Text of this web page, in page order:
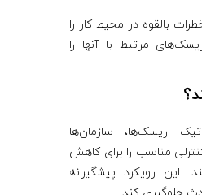
بالقوه در محیط کار را
مرتبط با آنها را
ریسک‌ها، سازمان‌ها
مناسب را برای کاهش
این رویکرد پیشگیرانه